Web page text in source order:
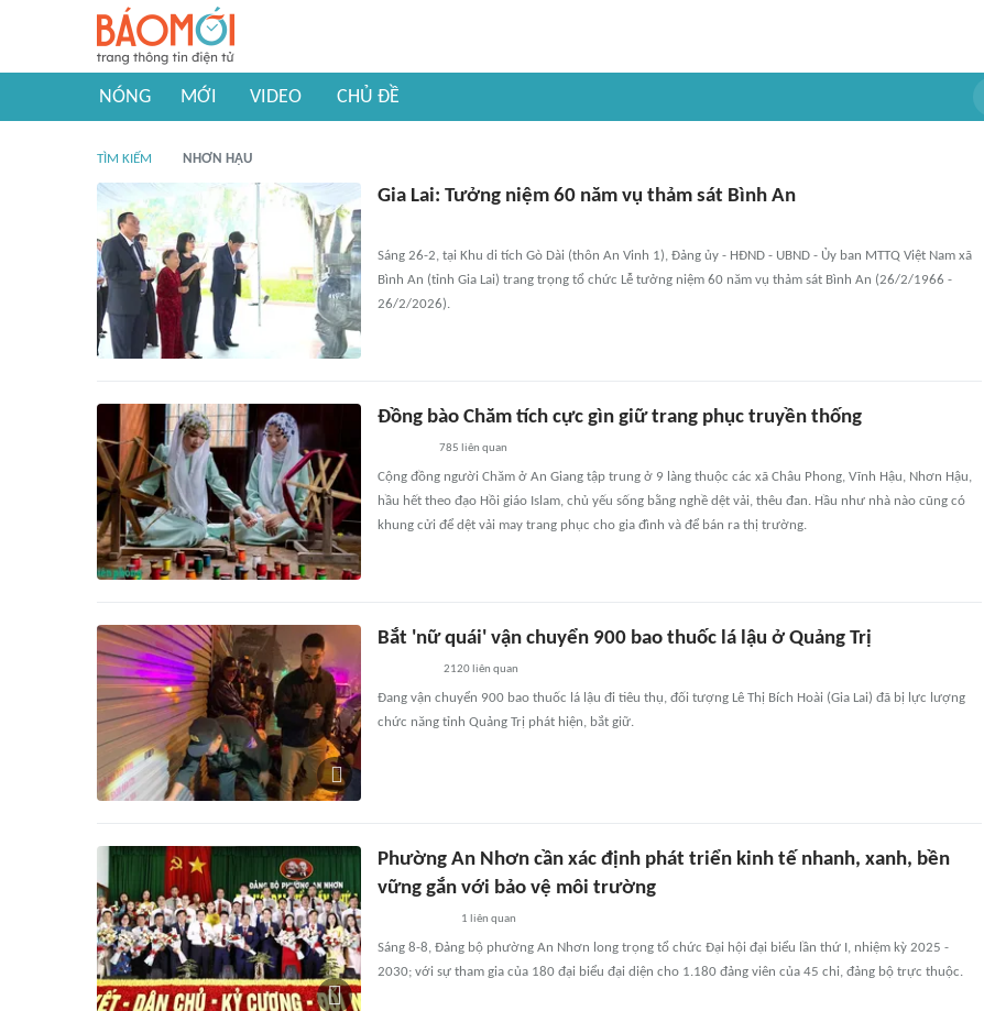
NÓNG MỚI VIDEO CHỦ ĐỀ
TÌM KIẾM NHƠN HẬU
Gia Lai: Tưởng niệm 60 năm vụ thảm sát Bình An
Sáng 26-2, tại Khu di tích Gò Dài (thôn An Vinh 1), Đảng ủy - HĐND - UBND - Ủy ban MTTQ Việt Nam xã
Bình An (tỉnh Gia Lai) trang trọng tổ chức Lễ tưởng niệm 60 năm vụ thảm sát Bình An (26/2/1966 -
26/2/2026).
Đồng bào Chăm tích cực gìn giữ trang phục truyền thống
785 liên quan
Cộng đồng người Chăm ở An Giang tập trung ở 9 làng thuộc các xã Châu Phong, Vĩnh Hậu, Nhơn Hậu,
hầu hết theo đạo Hồi giáo Islam, chủ yếu sống bằng nghề dệt vải, thêu đan. Hầu như nhà nào cũng có
khung cửi để dệt vải may trang phục cho gia đình và để bán ra thị trường.
Bắt 'nữ quái' vận chuyển 900 bao thuốc lá lậu ở Quảng Trị
2120 liên quan
Đang vận chuyển 900 bao thuốc lá lậu đi tiêu thụ, đối tượng Lê Thị Bích Hoài (Gia Lai) đã bị lực lượng
chức năng tỉnh Quảng Trị phát hiện, bắt giữ.
Phường An Nhơn cần xác định phát triển kinh tế nhanh, xanh, bền
vững gắn với bảo vệ môi trường
1 liên quan
Sáng 8-8, Đảng bộ phường An Nhơn long trọng tổ chức Đại hội đại biểu lần thứ I, nhiệm kỳ 2025 -
2030; với sự tham gia của 180 đại biểu đại diện cho 1.180 đảng viên của 45 chi, đảng bộ trực thuộc.